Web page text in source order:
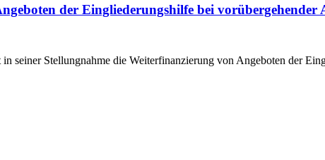
der Eingliederungshilfe bei vorübergehender
seiner Stellungnahme die Weiterfinanzierung von Angeboten der